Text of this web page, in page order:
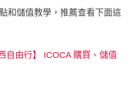
和儲值教學，推薦查看下面這
自由行】 ICOCA 購買、儲值